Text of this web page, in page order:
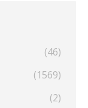
(46)
(1569)
(2)